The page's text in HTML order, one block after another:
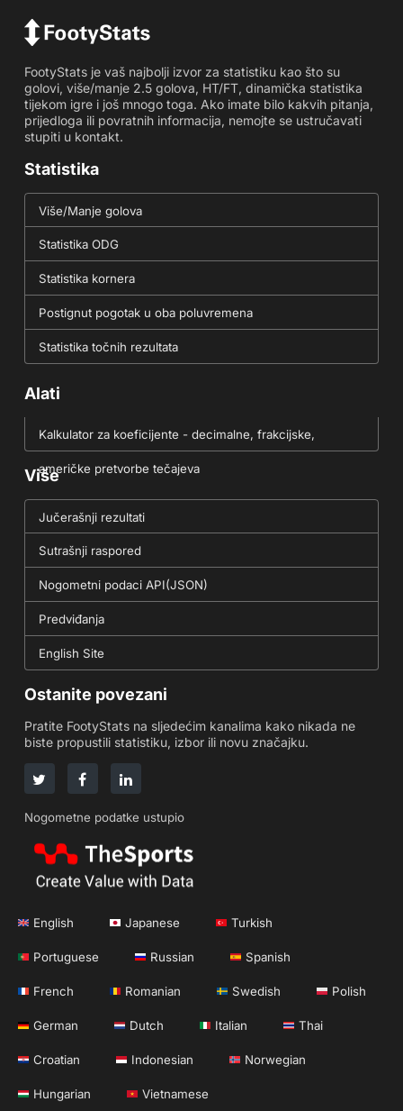
FootyStats je vaš najbolji izvor za statistiku kao što su
golovi, više/manje 2.5 golova, HT/FT, dinamička statistika
tijekom igre i još mnogo toga. Ako imate bilo kakvih pitanja,
prijedloga ili povratnih informacija, nemojte se ustručavati
stupiti u kontakt.
Statistika
Više/Manje golova
Statistika ODG
Statistika kornera
Postignut pogotak u oba poluvremena
Statistika točnih rezultata
Alati
Kalkulator za koeficijente - decimalne, frakcijske,
američke pretvorbe tečajeva
Više
Jučerašnji rezultati
Sutrašnji raspored
Nogometni podaci API(JSON)
Predviđanja
English Site
Ostanite povezani
Pratite FootyStats na sljedećim kanalima kako nikada ne
biste propustili statistiku, izbor ili novu značajku.
Nogometne podatke ustupio
English Japanese Turkish
Portuguese Russian Spanish
French Romanian Swedish Polish
German Dutch Italian Thai
Croatian Indonesian Norwegian
Hungarian Vietnamese